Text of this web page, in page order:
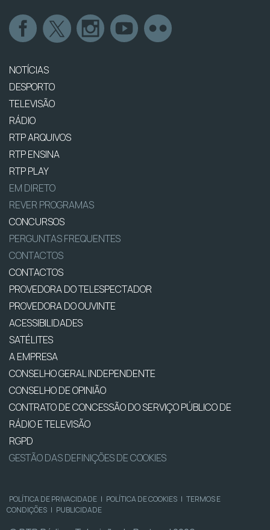
NOTÍCIAS
DESPORTO
TELEVISÃO
RÁDIO
RTP ARQUIVOS
RTP ENSINA
RTP PLAY
EM DIRETO
REVER PROGRAMAS
CONCURSOS
PERGUNTAS FREQUENTES
CONTACTOS
CONTACTOS
PROVEDORA DO TELESPECTADOR
PROVEDORA DO OUVINTE
ACESSIBILIDADES
SATÉLITES
A EMPRESA
CONSELHO GERAL INDEPENDENTE
CONSELHO DE OPINIÃO
CONTRATO DE CONCESSÃO DO SERVIÇO PÚBLICO DE
RÁDIO E TELEVISÃO
RGPD
GESTÃO DAS DEFINIÇÕES DE COOKIES
POLÍTICA DE PRIVACIDADE | POLÍTICA DE COOKIES | TERMOS E
CONDIÇÕES | PUBLICIDADE